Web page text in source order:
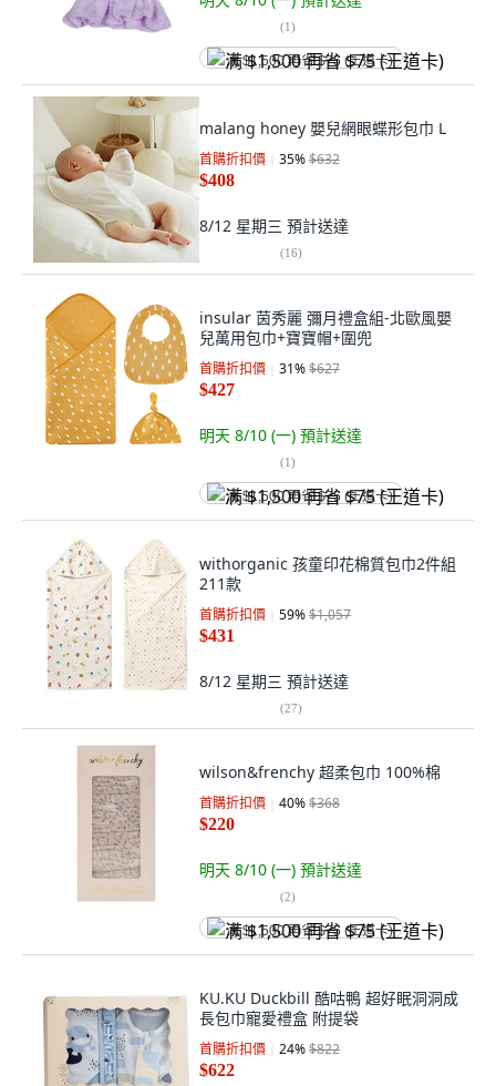
(1)
满 $1,500 再省 $75 (王道卡)
malang honey 嬰兒網眼蝶形包巾 L
首購折扣價 35%$632
$408
8/12 星期三 預計送達
(16)
insular 茵秀麗 彌月禮盒組-北歐風嬰
兒萬用包巾+寶寶帽+圍兜
首購折扣價 31%$627
$427
明天 8/10 (一) 預計送達
(1)
满 $1,500 再省 $75 (王道卡)
withorganic 孩童印花棉質包巾2件組
211款
首購折扣價 59%$1,057
$431
8/12 星期三 預計送達
(27)
wilson&frenchy 超柔包巾 100%棉
首購折扣價 40%$368
$220
明天 8/10 (一) 預計送達
(2)
满 $1,500 再省 $75 (王道卡)
KU.KU Duckbill 酷咕鴨 超好眠洞洞成
長包巾寵愛禮盒 附提袋
首購折扣價 24%$822
$622